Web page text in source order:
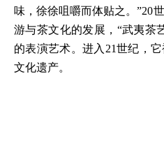
味，徐徐咀嚼而体贴之。”20
游与茶文化的发展，“武夷茶
的表演艺术。进入21世纪，
文化遗产。